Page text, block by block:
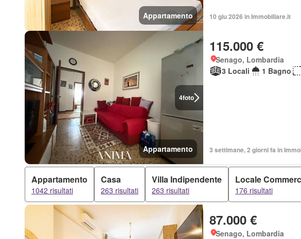
Appartamento 10 giu 2026 in Immobiliare.it
4foto
Appartamento
115.000 €
Senago, Lombardia
3 Locali
1 Bagno
3 settimane, 2 giorni fa in
Appartamento
1042 risultati
Casa
263 risultati
Villa Indipendente
263 risultati
Locale
176 risultati
87.000 €
Senago, Lombardia